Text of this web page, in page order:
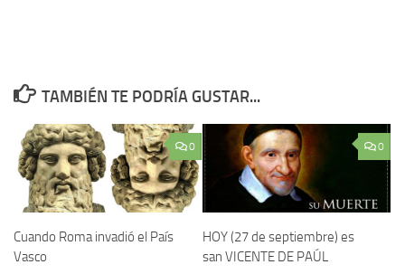
TAMBIÉN TE PODRÍA GUSTAR...
0
Cuando Roma invadió el País
Vasco
0
HOY (27 de septiembre) es
san VICENTE DE PAÚL